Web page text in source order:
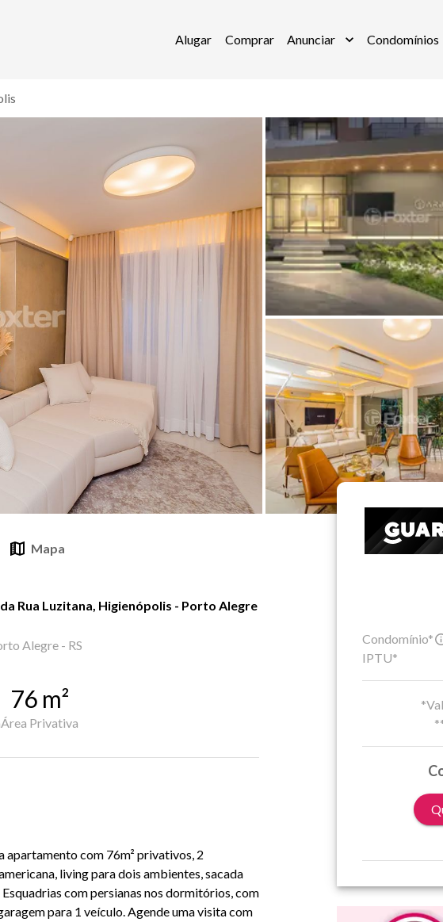
Alugar Comprar Anunciar Condomínios
Mapa
Rua Luzitana, Higienópolis - Porto Alegre
Alegre - RS
76 m²
Área Privativa
com 76m² privativos, 2
living para dois ambientes, sacada
com persianas nos dormitórios, com
para 1 veículo. Agende uma visita com
Condomínio*
IPTU*